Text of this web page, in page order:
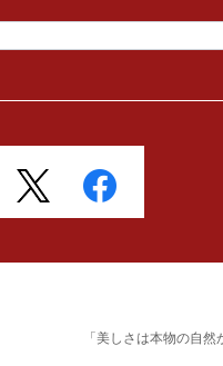
「美しさは本物の自